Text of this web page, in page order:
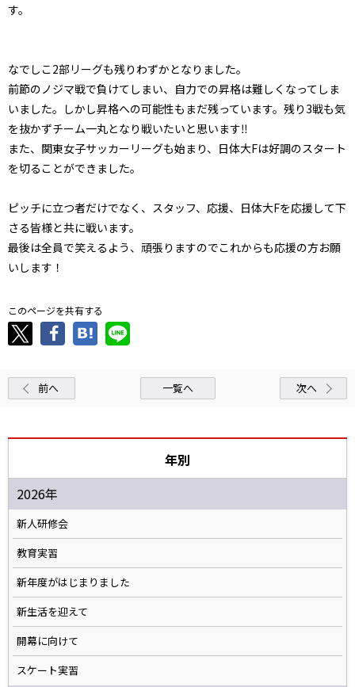
す。
なでしこ2部リーグも残りわずかとなりました。
前節のノジマ戦で負けてしまい、自力での昇格は難しくなってしま
いました。しかし昇格への可能性もまだ残っています。残り3戦も気
を抜かずチーム一丸となり戦いたいと思います‼
また、関東女子サッカーリーグも始まり、日体大Fは好調のスタート
を切ることができました。
ピッチに立つ者だけでなく、スタッフ、応援、日体大Fを応援して下
さる皆様と共に戦います。
最後は全員で笑えるよう、頑張りますのでこれからも応援の方お願
いします！
このページを共有する
前へ 一覧へ 次へ
年別
2026年
新人研修会
教育実習
新年度がはじまりました
新生活を迎えて
開幕に向けて
スケート実習